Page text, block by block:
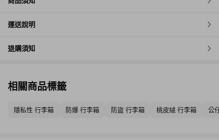
運送說明
退購須知
相關商品標籤
隱私性 行李箱 防爆 行李箱 防盜 行李箱 桃皮絨 行李箱 公